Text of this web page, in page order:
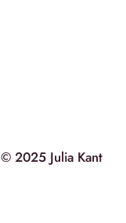
© 2025 Julia Kant